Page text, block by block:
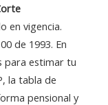
en vigencia.
de 1993. En
para estimar tu
la tabla de
pensional y